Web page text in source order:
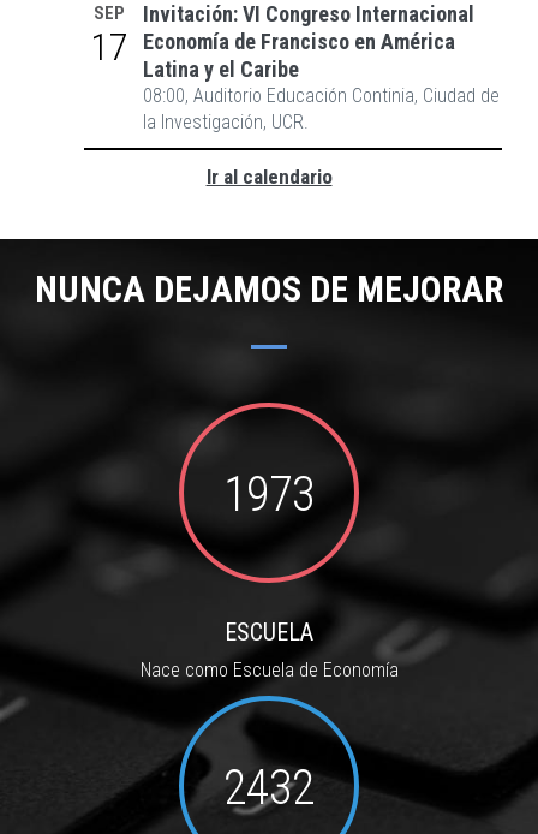
SEP
17
Invitación: VI Congreso Internacional
Economía de Francisco en América
Latina y el Caribe
08:00, Auditorio Educación Continia, Ciudad de
la Investigación, UCR.
Ir al calendario
NUNCA DEJAMOS DE MEJORAR
1973
ESCUELA
Nace como Escuela de Economía
2432